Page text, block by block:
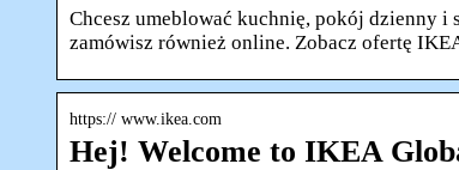
Chcesz umeblować kuchnię, pokój dzienny
zamówisz również online. Zobacz ofertę
https:// www.ikea.com
Hej! Welcome to IKEA